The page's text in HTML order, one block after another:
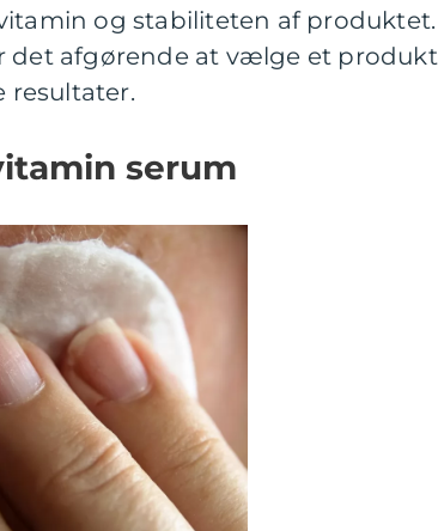
og stabiliteten af produktet.
det afgørende at vælge et produkt
resultater.
serum